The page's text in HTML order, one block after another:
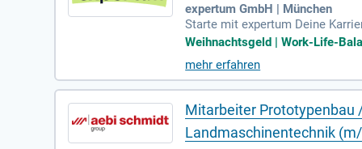
expertum GmbH | München
Starte mit expertum Deine
istige Einsätze mit
hrzeugtechnik im Fokus steht.
Du eine Willkommens- und
nieße die persönliche
Weihnachtsgeld | Work-Life-
mehr erfahren
Mitarbeiter Prototypenbau
Landmaschinentechnik